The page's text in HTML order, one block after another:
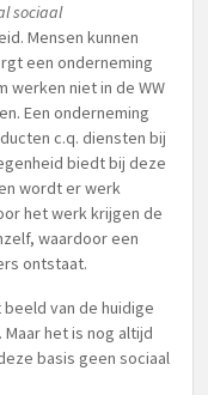
sociaal
Mensen kunnen
een onderneming
niet in de WW
Een onderneming
c.q. diensten bij
biedt bij deze
wordt er werk
het werk krijgen de
waardoor een
ontstaat.
van de huidige
het is nog altijd
basis geen sociaal